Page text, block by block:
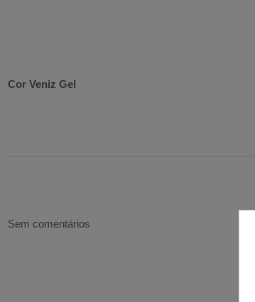
Cor Veniz Gel
Sem comentários